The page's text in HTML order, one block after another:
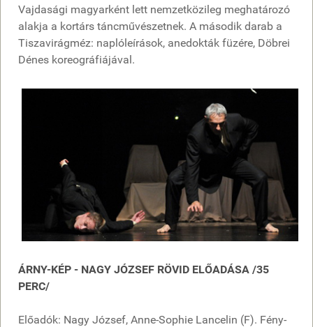
Vajdasági magyarként lett nemzetközileg meghatározó
alakja a kortárs táncművészetnek. A második darab a
Tiszavirágméz: naplóleírások, anedokták füzére, Döbrei
Dénes koreográfiájával.
ÁRNY-KÉP - NAGY JÓZSEF RÖVID ELŐADÁSA /35
PERC/
Előadók: Nagy József, Anne-Sophie Lancelin (F). Fény-